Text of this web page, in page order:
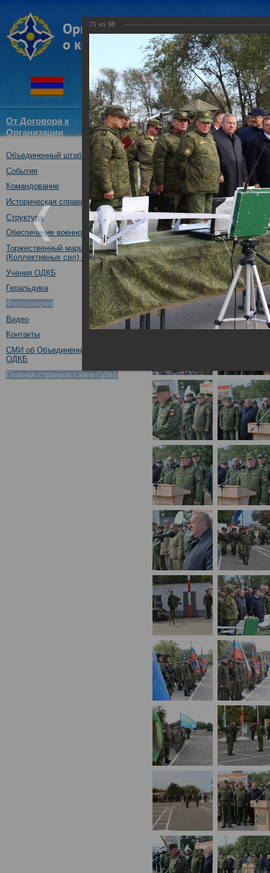
От Договора к
Организации
Структура
ОДКБ
Новости
Объединенный штаб ОДКБ
События
Командование
Историческая справка
Структура
Обеспечение военной безопасности
Торжественный марш Войск
(Коллективных сил) ОДКБ
Учения ОДКБ
Геральдика
Фотогалерея
Видео
Контакты
СМИ об Объединенном штабе
ОДКБ
Главная страница сайта ОДКБ
Открытие оперативно-
03.10.2017
71 из 98